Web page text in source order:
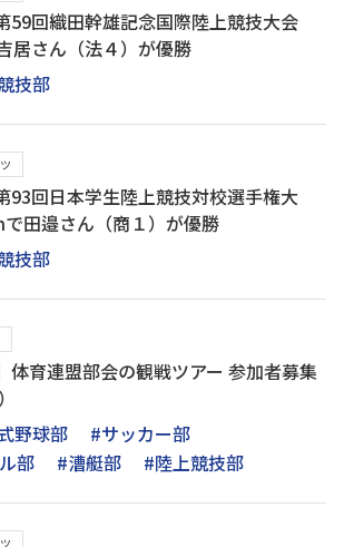
回織田幹雄記念国際陸上競技大会
居さん（法４）が優勝
技部
回日本学生陸上競技対校選手権大
田邉さん（商１）が優勝
技部
体育連盟部会の観戦ツアー 参加者募集
野球部
#サッカー部
部
#漕艇部 #陸上競技部